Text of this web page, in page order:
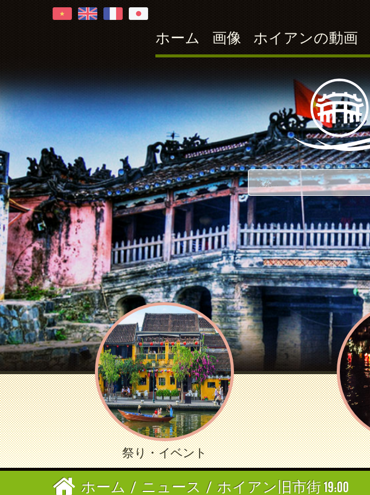
ホーム 画像 ホイアンの動画
祭り・イベント
ホーム / ニュース / ホイアン旧市街 19:00